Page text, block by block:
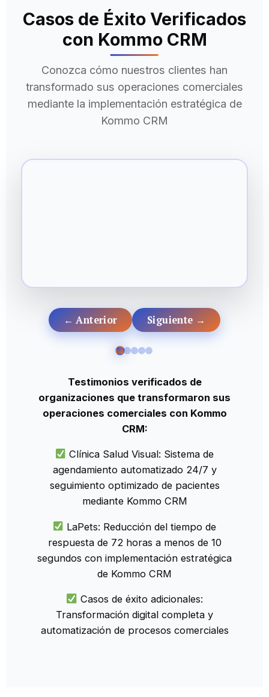
Casos de Éxito Verificados
con Kommo CRM
Conozca cómo nuestros clientes han
transformado sus operaciones comerciales
mediante la implementación estratégica de
Kommo CRM
← Anterior Siguiente →
Testimonios verificados de
organizaciones que transformaron sus
operaciones comerciales con Kommo
CRM:
Clínica Salud Visual: Sistema de
agendamiento automatizado 24/7 y
seguimiento optimizado de pacientes
mediante Kommo CRM
LaPets: Reducción del tiempo de
respuesta de 72 horas a menos de 10
segundos con implementación estratégica
de Kommo CRM
Casos de éxito adicionales:
Transformación digital completa y
automatización de procesos comerciales